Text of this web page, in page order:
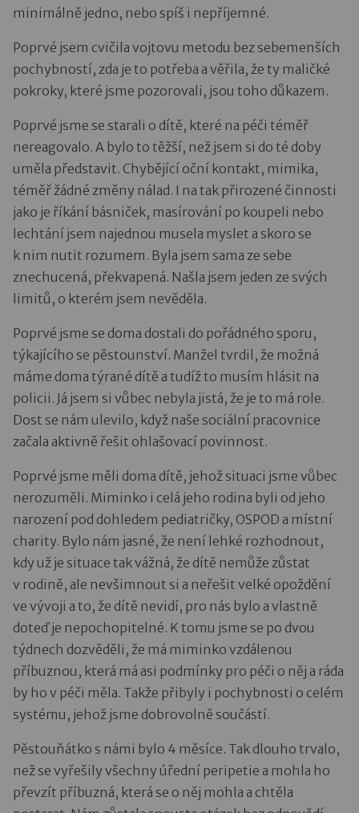
minimálně jedno, nebo spíš i nepříjemné.
Poprvé jsem cvičila vojtovu metodu bez sebemenších
pochybností, zda je to potřeba a věřila, že ty maličké
pokroky, které jsme pozorovali, jsou toho důkazem.
Poprvé jsme se starali o dítě, které na péči téměř
nereagovalo. A bylo to těžší, než jsem si do té doby
uměla představit. Chybějící oční kontakt, mimika,
téměř žádné změny nálad. I na tak přirozené činnosti
jako je říkání básniček, masírování po koupeli nebo
lechtání jsem najednou musela myslet a skoro se
k nim nutit rozumem. Byla jsem sama ze sebe
znechucená, překvapená. Našla jsem jeden ze svých
limitů, o kterém jsem nevěděla.
Poprvé jsme se doma dostali do pořádného sporu,
týkajícího se pěstounství. Manžel tvrdil, že možná
máme doma týrané dítě a tudíž to musím hlásit na
policii. Já jsem si vůbec nebyla jistá, že je to má role.
Dost se nám ulevilo, když naše sociální pracovnice
začala aktivně řešit ohlašovací povinnost.
Poprvé jsme měli doma dítě, jehož situaci jsme vůbec
nerozuměli. Miminko i celá jeho rodina byli od jeho
narození pod dohledem pediatričky, OSPOD a místní
charity. Bylo nám jasné, že není lehké rozhodnout,
kdy už je situace tak vážná, že dítě nemůže zůstat
v rodině, ale nevšimnout si a neřešit velké opoždění
ve vývoji a to, že dítě nevidí, pro nás bylo a vlastně
doteď je nepochopitelné. K tomu jsme se po dvou
týdnech dozvěděli, že má miminko vzdálenou
příbuznou, která má asi podmínky pro péči o něj a ráda
by ho v péči měla. Takže přibyly i pochybnosti o celém
systému, jehož jsme dobrovolně součástí.
Pěstouňátko s námi bylo 4 měsíce. Tak dlouho trvalo,
než se vyřešily všechny úřední peripetie a mohla ho
převzít příbuzná, která se o něj mohla a chtěla